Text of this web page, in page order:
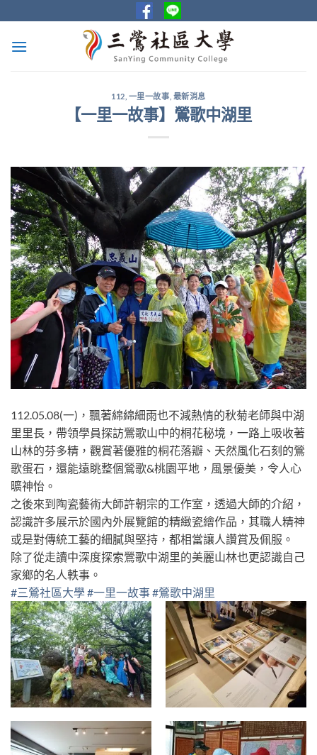
to
content
112 一里一故事 最新消息
【一里一故事】鶯歌中湖里
112.05.08(一)，飄著綿綿細雨也不減熱情的秋菊老師與中湖
里里長，帶領學員探訪鶯歌山中的桐花秘境，一路上吸收著
山林的芬多精，觀賞著優雅的桐花落瓣、天然風化石刻的鶯
歌蛋石，還能遠眺整個鶯歌&桃園平地，風景優美，令人心
曠神怡。
之後來到陶瓷藝術大師許朝宗的工作室，透過大師的介紹，
認識許多展示於國內外展覽館的精緻瓷繪作品，其職人精神
或是對傳統工藝的細膩與堅持，都相當讓人讚賞及佩服。
除了從走讀中深度探索鶯歌中湖里的美麗山林也更認識自己
家鄉的名人軼事。
#三鶯社區大學#一里一故事#鶯歌中湖里